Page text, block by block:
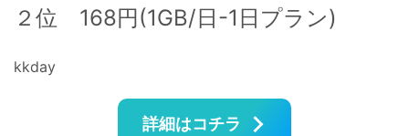
２位 168円(1GB/日-1日プラン)
kkday
詳細はコチラ